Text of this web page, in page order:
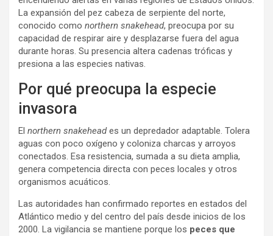
La expansión del pez cabeza de serpiente del norte,
conocido como northern snakehead, preocupa por su
capacidad de respirar aire y desplazarse fuera del agua
durante horas. Su presencia altera cadenas tróficas y
presiona a las especies nativas.
Por qué preocupa la especie
invasora
El northern snakeheades un depredador adaptable. Tolera
aguas con poco oxígeno y coloniza charcas y arroyos
conectados. Esa resistencia, sumada a su dieta amplia,
genera competencia directa con peces locales y otros
organismos acuáticos.
Las autoridades han confirmado reportes en estados del
Atlántico medio y del centro del país desde inicios de los
2000. La vigilancia se mantiene porque los peces que